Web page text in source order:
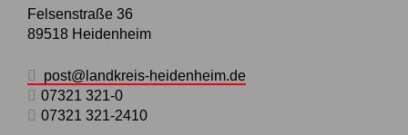
Felsenstraße 36
89518 Heidenheim
post@landkreis-heidenheim.de
07321 321-0
07321 321-2410